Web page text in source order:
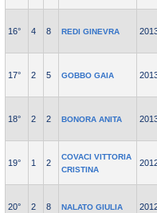
16° 4 8 REDI GINEVRA
17° 2 5 GOBBO GAIA
18° 2 2 BONORA ANITA
19° 1 2
COVACI VITTORIA
CRISTINA
20° 2 8 NALATO GIULIA